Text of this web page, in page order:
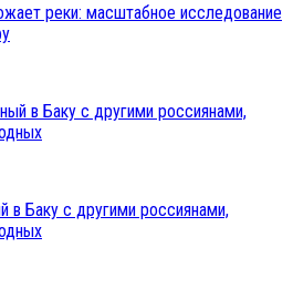
реки: масштабное исследование
в Баку с другими россиянами,